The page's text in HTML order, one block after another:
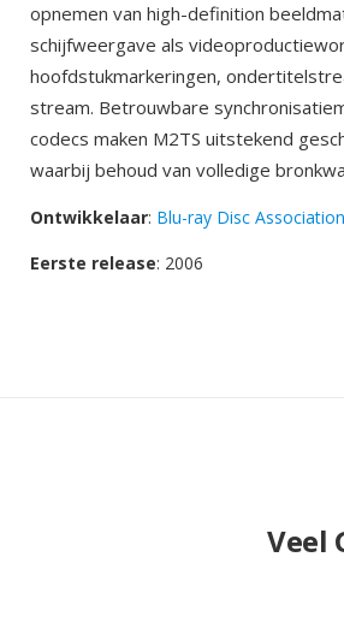
opnemen van high-definition
schijfweergave als
hoofdstukmarkeringen,
stream. Betrouwbare
codecs maken M2TS uitstekend
waarbij behoud van volledige
Ontwikkelaar: Blu-ray Disc Association
Eerste release: 2006
Veel